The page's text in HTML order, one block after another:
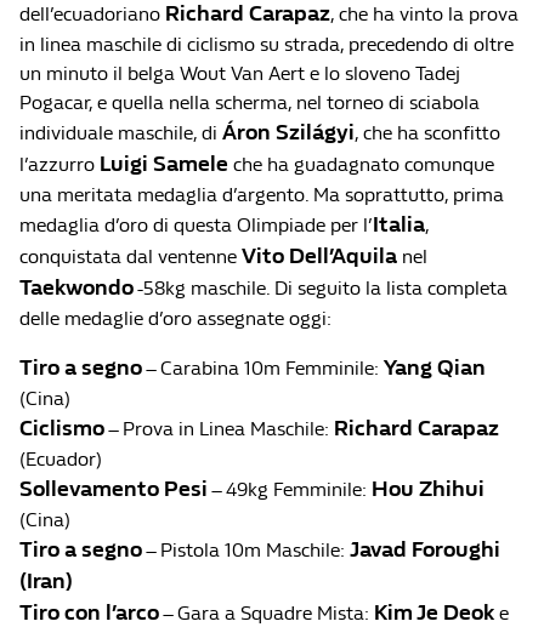
dell’ecuadoriano Richard Carapaz, che ha vinto la prova
in linea maschile di ciclismo su strada, precedendo di oltre
un minuto il belga Wout Van Aert e lo sloveno Tadej
Pogacar, e quella nella scherma, nel torneo di sciabola
individuale maschile, di Áron Szilágyi, che ha sconfitto
l’azzurro Luigi Samele che ha guadagnato comunque
una meritata medaglia d’argento. Ma soprattutto, prima
medaglia d’oro di questa Olimpiade per l’Italia,
conquistata dal ventenne Vito Dell’Aquila nel
Taekwondo-58kg maschile. Di seguito la lista completa
delle medaglie d’oro assegnate oggi:
Tiro a segno– Carabina 10m Femminile: Yang Qian
(Cina)
Ciclismo– Prova in Linea Maschile: Richard Carapaz
(Ecuador)
Sollevamento Pesi – 49kg Femminile: Hou Zhihui
(Cina)
Tiro a segno– Pistola 10m Maschile: Javad Foroughi
(Iran)
Tiro con l’arco– Gara a Squadre Mista: Kim Je Deok e